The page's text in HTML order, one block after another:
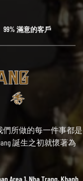
99% 滿意的客戶
們所做的每一件事都是
誕生之初就懷著為
Area 1, Nha Trang, Khanh